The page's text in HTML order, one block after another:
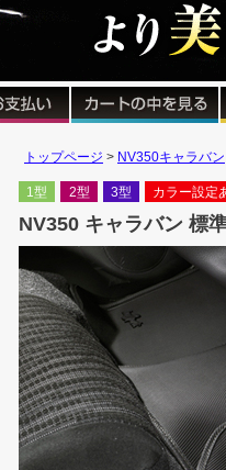
トップページ NV350キャラバン
1型 2型 3型 カラー設定
NV350 キャラバン 標